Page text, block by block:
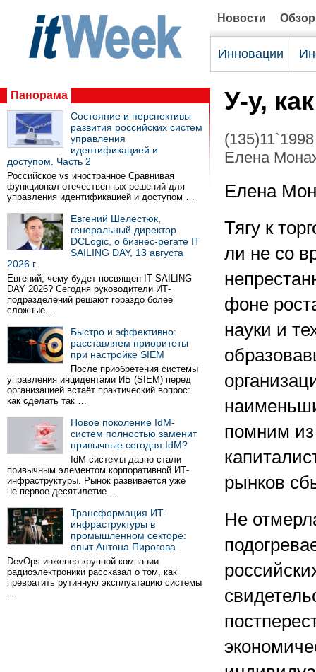
Новости
Инновации
Панорама
Состояние и перспективы
развития российских систем
управления
идентификацией и
доступом. Часть 2
Российское vs иностранное Сравнивая
функционал отечественных решений для
управления идентификацией и доступом …
Евгений Шелестюк,
генеральный директор
DCLogic, о бизнес-регате IT
SAILING DAY, 13 августа
2026 г.
Евгений, чему будет посвящен IT SAILING
DAY 2026? Сегодня руководители ИТ-
подразделений решают гораздо более
сложные …
Быстро и эффективно:
расставляем приоритеты
при настройке SIEM
После приобретения системы
управления инцидентами ИБ (SIEM) перед
организацией встаёт практический вопрос:
как сделать так …
Новое поколение IdM-
систем полностью заменит
привычные сегодня IdM?
IdM-системы давно стали
привычным элементом корпоративной ИТ-
инфраструктуры. Рынок развивается уже
не первое десятилетие …
Трансформация ИТ-
инфраструктуры в
промышленном секторе:
опыт Антона Пирогова
DevOps-инженер крупной компании
радиоэлектроники рассказал о том, как
превратить рутинную эксплуатацию системы
…
У-у,
(135)11`1998
Елена
Елена
Тягу к
ли не со
фоне
науки и
помним
рынков
Не